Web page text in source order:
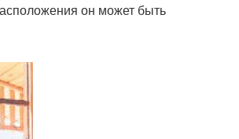
он может быть